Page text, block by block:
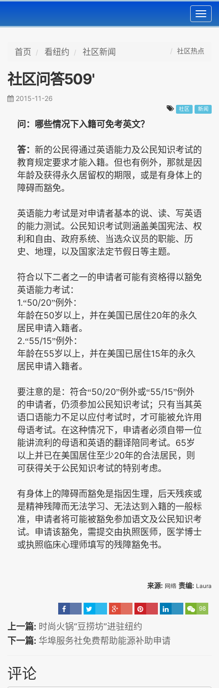
首页 看纽约 社区新闻 社区热点
社区问答509'
2015-11-26
社区 新闻
问：哪些情况下入籍可免考英文？
答： 新的公民得通过英语能力及公民知识考试的
教育规定要求才能入籍。但也有例外，那就是因
年龄及获得永久居留权的期限，或是有身体上的
障碍而豁免。
英语能力考试是对申请者基本的说、读、写英语
的能力测试。公民知识考试则涵盖美国宪法、权
利和自由、政府系统、当选众议员的职能、历
史、地理，以及国家法定节假日等主题。
符合以下二者之一的申请者可能有资格得以豁免
英语能力考试：
1.“50/20”例外：
年龄在50岁以上，并在美国已居住20年的永久
居民申请入籍者。
2.“55/15”例外：
年龄在55岁以上，并在美国已居住15年的永久
居民申请入籍者。
要注意的是：符合“50/20”例外或“55/15”例外
的申请者，仍须参加公民知识考试；只有当其英
语口语能力不足以应付考试时，才可能被允许用
母语考试。在这种情况下，申请者必须自带一位
能讲流利的母语和英语的翻译陪同考试。 65岁
以上并已在美国居住至少20年的合法居民，则
可获得关于公民知识考试的特别考虑。
有身体上的障碍而豁免是指因生理，后天残疾或
是精神残障而无法学习、无法达到入籍的一般标
准，申请者将可能被豁免参加语文及公民知识考
试。申请该豁免，需提交由执照医师，医学博士
或执照临床心理师填写的残障豁免书。
来源: 网络 责编: Laura
98
上一篇: 时尚火锅“豆捞坊”进驻纽约
下一篇: 华埠服务社免费帮助能源补助申请
评论